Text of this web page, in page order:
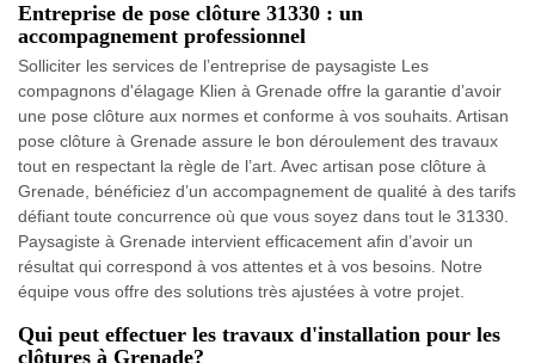
Entreprise de pose clôture 31330 : un
accompagnement professionnel
Solliciter les services de l’entreprise de paysagiste Les
compagnons d'élagage Klien à Grenade offre la garantie d’avoir
une pose clôture aux normes et conforme à vos souhaits. Artisan
pose clôture à Grenade assure le bon déroulement des travaux
tout en respectant la règle de l’art. Avec artisan pose clôture à
Grenade, bénéficiez d’un accompagnement de qualité à des tarifs
défiant toute concurrence où que vous soyez dans tout le 31330.
Paysagiste à Grenade intervient efficacement afin d’avoir un
résultat qui correspond à vos attentes et à vos besoins. Notre
équipe vous offre des solutions très ajustées à votre projet.
Qui peut effectuer les travaux d'installation pour les
clôtures à Grenade?